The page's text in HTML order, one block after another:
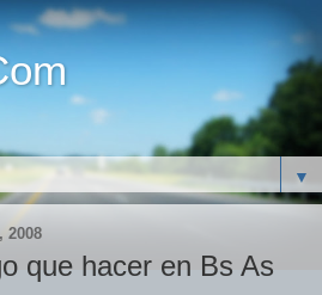
▼
2008
que hacer en Bs As